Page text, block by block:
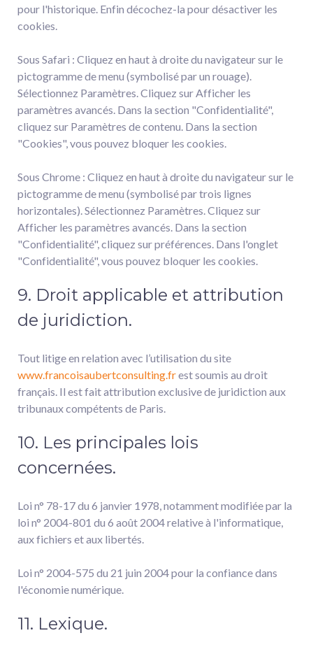
pour l'historique. Enfin décochez-la pour désactiver les
cookies.
Sous Safari : Cliquez en haut à droite du navigateur sur le
pictogramme de menu (symbolisé par un rouage).
Sélectionnez Paramètres. Cliquez sur Afficher les
paramètres avancés. Dans la section "Confidentialité",
cliquez sur Paramètres de contenu. Dans la section
"Cookies", vous pouvez bloquer les cookies.
Sous Chrome : Cliquez en haut à droite du navigateur sur le
pictogramme de menu (symbolisé par trois lignes
horizontales). Sélectionnez Paramètres. Cliquez sur
Afficher les paramètres avancés. Dans la section
"Confidentialité", cliquez sur préférences. Dans l'onglet
"Confidentialité", vous pouvez bloquer les cookies.
9. Droit applicable et attribution
de juridiction.
Tout litige en relation avec l’utilisation du site
www.francoisaubertconsulting.frest soumis au droit
français. Il est fait attribution exclusive de juridiction aux
tribunaux compétents de Paris.
10. Les principales lois
concernées.
Loi n° 78-17 du 6 janvier 1978, notamment modifiée par la
loi n° 2004-801 du 6 août 2004 relative à l'informatique,
aux fichiers et aux libertés.
Loi n° 2004-575 du 21 juin 2004 pour la confiance dans
l'économie numérique.
11. Lexique.